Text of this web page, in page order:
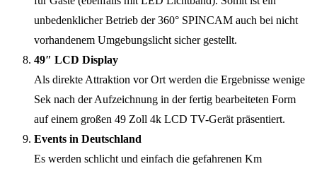
unbedenklicher Betrieb der 360° SPINCAM auch bei nicht
vorhandenem Umgebungslicht sicher gestellt.
49″ LCD Display
Als direkte Attraktion vor Ort werden die Ergebnisse wenige
Sek nach der Aufzeichnung in der fertig bearbeiteten Form
auf einem großen 49 Zoll 4k LCD TV-Gerät präsentiert.
Events in Deutschland
Es werden schlicht und einfach die gefahrenen Km